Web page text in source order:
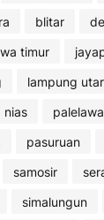
blitar
timur
lampung
nias
pasuruan
samosir
simalungun